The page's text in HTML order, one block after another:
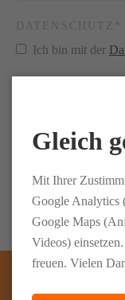
PFLICHTFELD
DATENSCHUTZ
Ich bin mit der
ABSENDEN
Gleich
Mit Ihrer
Google Analytics
Google Maps
Videos)
freuen. Vielen